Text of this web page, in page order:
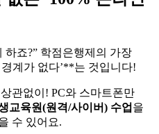
하죠?” 학점은행제의 가장
계가 없다’**는 것입니다!
관없이! PC와 스마트폰만
교육원(원격/사이버) 수업 을
수 있어요.